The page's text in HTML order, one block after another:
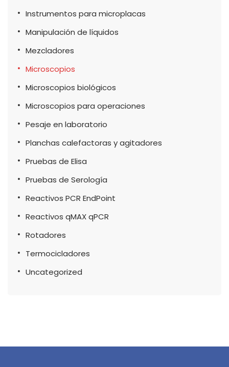
Instrumentos para microplacas
Manipulación de líquidos
Mezcladores
Microscopios
Microscopios biológicos
Microscopios para operaciones
Pesaje en laboratorio
Planchas calefactoras y agitadores
Pruebas de Elisa
Pruebas de Serología
Reactivos PCR EndPoint
Reactivos qMAX qPCR
Rotadores
Termocicladores
Uncategorized